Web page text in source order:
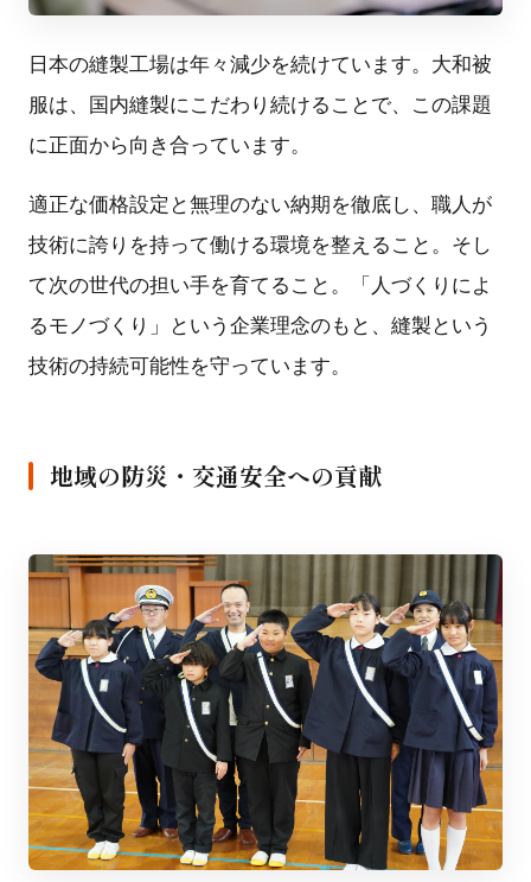
日本の縫製工場は年々減少を続けています。大和被
服は、国内縫製にこだわり続けることで、この課題
に正面から向き合っています。
適正な価格設定と無理のない納期を徹底し、職人が
技術に誇りを持って働ける環境を整えること。そし
て次の世代の担い手を育てること。「人づくりによ
るモノづくり」という企業理念のもと、縫製という
技術の持続可能性を守っています。
地域の防災・交通安全への貢献